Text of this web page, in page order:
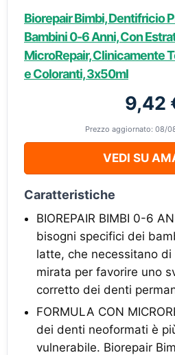
Biorepair Bimbi, Dentifricio
Bambini 0-6 Anni, Con
MicroRepair, Clinicamente
e Coloranti, 3x50ml
9,42
Prezzo aggiornato: 08/
VEDI SU
Caratteristiche
BIOREPAIR BIMBI 0-6
bisogni specifici dei
latte, che necessitano di
mirata per favorire uno
corretto dei denti
FORMULA CON
dei denti neoformati è
vulnerabile. Biorepair